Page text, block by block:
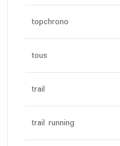
topchrono
tous
trail
trail running